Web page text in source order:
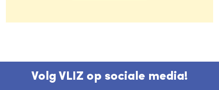
Volg VLIZ op sociale media!